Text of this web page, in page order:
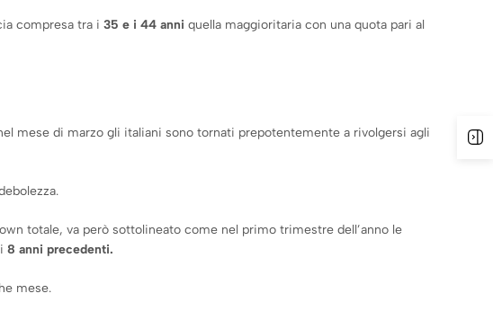
compresa tra i 35 e i 44 anni quella maggioritaria con una quota pari al
mese di marzo gli italiani sono tornati prepotentemente a rivolgersi agli
totale, va però sottolineato come nel primo trimestre dell’anno le
8 anni precedenti.
mese.